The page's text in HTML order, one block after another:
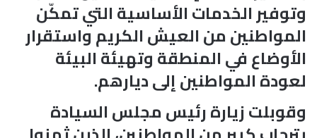
وتوفير الخدمات الأساسية التي تمكّن
المواطنين من العيش الكريم واستقرار
الأوضاع في المنطقة وتهيئة البيئة
لعودة المواطنين إلى ديارهم.
​وقوبلت زيارة رئيس مجلس السيادة